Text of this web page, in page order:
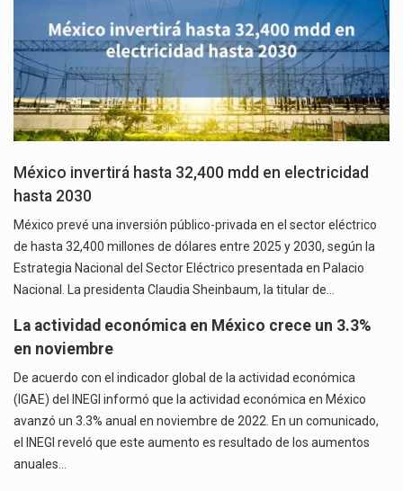
México invertirá hasta 32,400 mdd en electricidad
hasta 2030
México prevé una inversión público-privada en el sector eléctrico
de hasta 32,400 millones de dólares entre 2025 y 2030, según la
Estrategia Nacional del Sector Eléctrico presentada en Palacio
Nacional. La presidenta Claudia Sheinbaum, la titular de…
La actividad económica en México crece un 3.3%
en noviembre
De acuerdo con el indicador global de la actividad económica
(IGAE) del INEGI informó que la actividad económica en México
avanzó un 3.3% anual en noviembre de 2022. En un comunicado,
el INEGI reveló que este aumento es resultado de los aumentos
anuales…